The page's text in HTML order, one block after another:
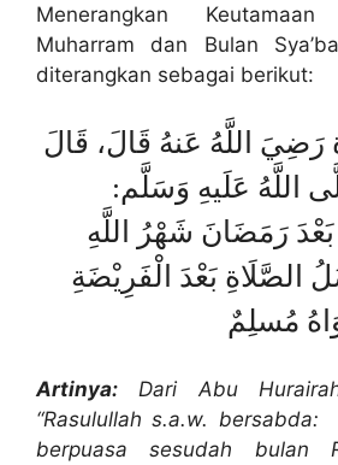
Menerangkan
Muharram dan Bulan
diterangkan sebagai berikut:
اللَّهُ عَنهُ قَالَ، قَالَ
اللَّهُ عَلَيهِ وَسَلَّم:
رَمَضَانَ شَهْرُ اللَّهِ
الصَّلَاةِ بَعْدَ الْفَرِيْضَةِ
مُسلِمٌ
Artinya: Dari Abu
“Rasulullah s.a.w. bersabda:
berpuasa sesudah bulan